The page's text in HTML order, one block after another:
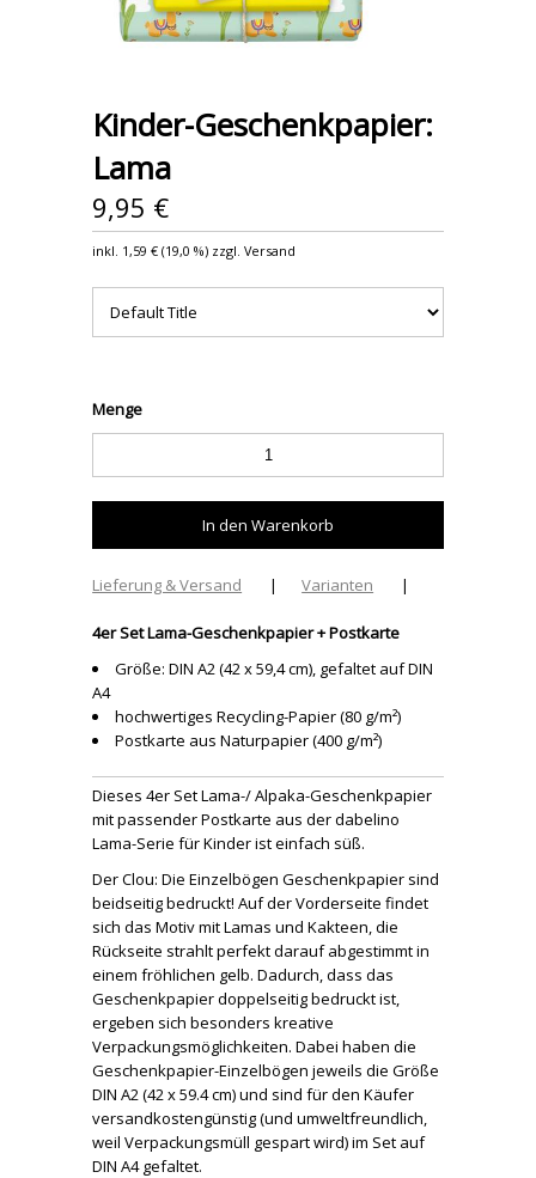
Kinder-Geschenkpapier:
Lama
9,95 €
inkl. 1,59 € (19,0 %) zzgl. Versand
Menge
Lieferung & Versand | Varianten |
4er Set Lama-Geschenkpapier + Postkarte
Größe: DIN A2 (42 x 59,4 cm), gefaltet auf DIN
A4
hochwertiges Recycling-Papier (80 g/m²)
Postkarte aus Naturpapier (400 g/m²)
Dieses 4er Set Lama-/ Alpaka-Geschenkpapier
mit passender Postkarte aus der dabelino
Lama-Serie für Kinder ist einfach süß.
Der Clou: Die Einzelbögen Geschenkpapier sind
beidseitig bedruckt! Auf der Vorderseite findet
sich das Motiv mit Lamas und Kakteen, die
Rückseite strahlt perfekt darauf abgestimmt in
einem fröhlichen gelb. Dadurch, dass das
Geschenkpapier doppelseitig bedruckt ist,
ergeben sich besonders kreative
Verpackungsmöglichkeiten. Dabei haben die
Geschenkpapier-Einzelbögen jeweils die Größe
DIN A2 (42 x 59.4 cm) und sind für den Käufer
versandkostengünstig (und umweltfreundlich,
weil Verpackungsmüll gespart wird) im Set auf
DIN A4 gefaltet.